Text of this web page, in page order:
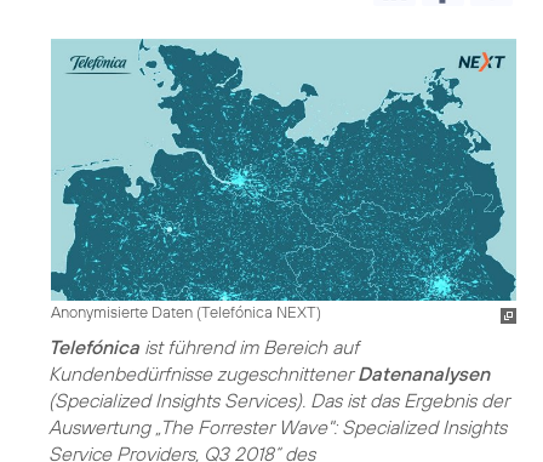
Anonymisierte Daten (Telefónica NEXT)
Telefónica ist führend im Bereich auf
Kundenbedürfnisse zugeschnittenerDatenanalysen
(Specialized Insights Services). Das ist das Ergebnis der
Auswertung „The Forrester Wave": Specialized Insights
Service Providers, Q3 2018“ des